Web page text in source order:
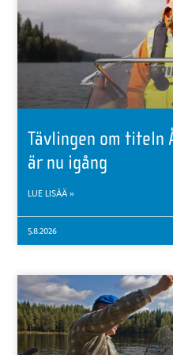
Tävlingen om titeln
är nu igång
LUE LISÄÄ »
5.8.2026